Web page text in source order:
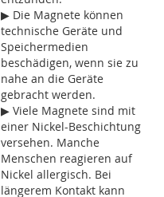
▶ Die Magnete können
technische Geräte und
Speichermedien
beschädigen, wenn sie zu
nahe an die Geräte
gebracht werden.
▶ Viele Magnete sind mit
einer Nickel-Beschichtung
versehen. Manche
Menschen reagieren auf
Nickel allergisch. Bei
längerem Kontakt kann